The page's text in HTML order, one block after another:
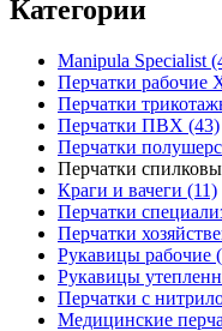
Категории
Manipula Specialist
Перчатки рабочие
Перчатки
Перчатки ПВХ (43)
Перчатки
Перчатки
Краги и вачеги (11)
Перчатки
Перчатки
Рукавицы рабочие
Рукавицы
Перчатки с
Медицинские